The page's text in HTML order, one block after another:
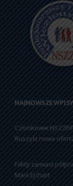
NAJNOWSZE WPISY
Członkowie
Ruszyła nowa
Fakty zamiast
Marii Ejchart